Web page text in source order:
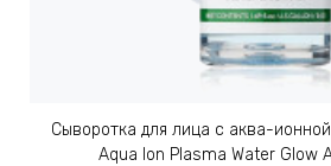
Сыворотка для лица с аква-
Aqua Ion Plasma Water Glow